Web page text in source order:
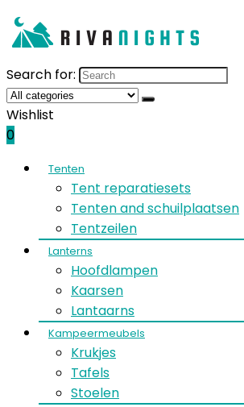
Search for:
Wishlist
0
Tenten
Tent reparatiesets
Tenten and schuilplaatsen
Tentzeilen
Lanterns
Hoofdlampen
Kaarsen
Lantaarns
Kampeermeubels
Krukjes
Tafels
Stoelen